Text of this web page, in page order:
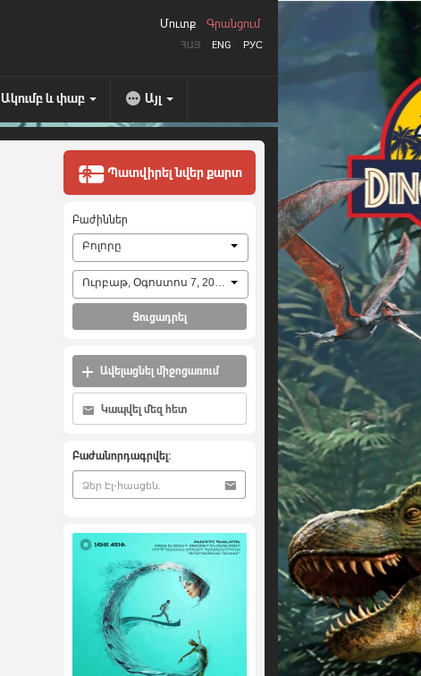
ՀԱՅ ENG РУС
Մուտք Գրանցում
Ակումբ և փաբ Այլ
Պատվիրել նվեր քարտ
Բաժիններ
Բոլորը
Ուրբաթ, Օգոստոս 7, 2026
Ցուցադրել
Ավելացնել միջոցառում
Կապվել մեզ հետ
Բաժանորդագրվել: